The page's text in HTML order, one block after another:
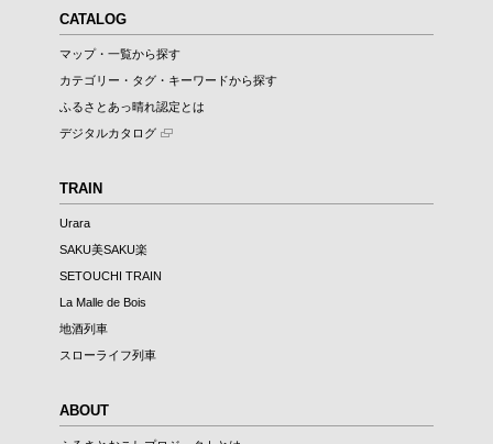
CATALOG
マップ・一覧から探す
カテゴリー・タグ・キーワードから探す
ふるさとあっ晴れ認定とは
デジタルカタログ
TRAIN
Urara
SAKU美SAKU楽
SETOUCHI TRAIN
La Malle de Bois
地酒列車
スローライフ列車
ABOUT